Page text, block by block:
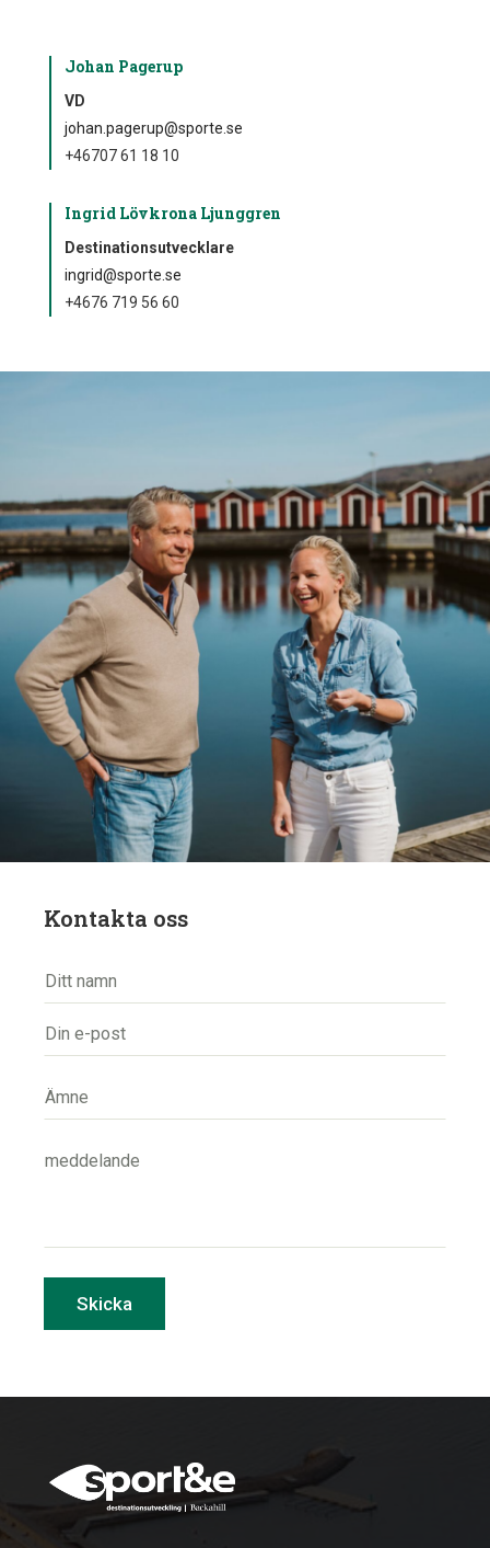
Johan Pagerup
VD
johan.pagerup@sporte.se
+46707 61 18 10
Ingrid Lövkrona Ljunggren
Destinationsutvecklare
ingrid@sporte.se
+4676 719 56 60
Kontakta oss
Skicka